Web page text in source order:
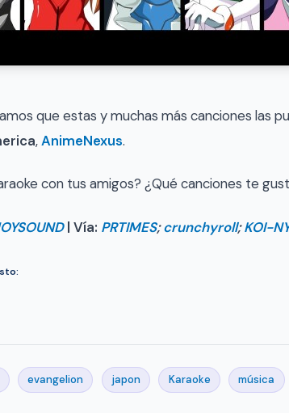
que estas y muchas más canciones las
,AnimeNexus.
con tus amigos? ¿Qué canciones te
| Vía: PRTIMES;crunchyroll;KOI-
evangelion japon Karaoke música